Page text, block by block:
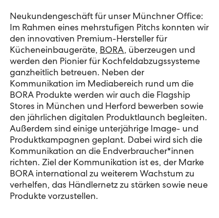
Neukundengeschäft für unser Münchner Office:
Im Rahmen eines mehrstufigen Pitchs konnten wir
den innovativen Premium-Hersteller für
Kücheneinbaugeräte, BORA, überzeugen und
werden den Pionier für Kochfeldabzugssysteme
ganzheitlich betreuen. Neben der
Kommunikation im Mediabereich rund um die
BORA Produkte werden wir auch die Flagship
Stores in München und Herford bewerben sowie
den jährlichen digitalen Produktlaunch begleiten.
Außerdem sind einige unterjährige Image- und
Produktkampagnen geplant. Dabei wird sich die
Kommunikation an die Endverbraucher*innen
richten. Ziel der Kommunikation ist es, der Marke
BORA international zu weiterem Wachstum zu
verhelfen, das Händlernetz zu stärken sowie neue
Produkte vorzustellen.